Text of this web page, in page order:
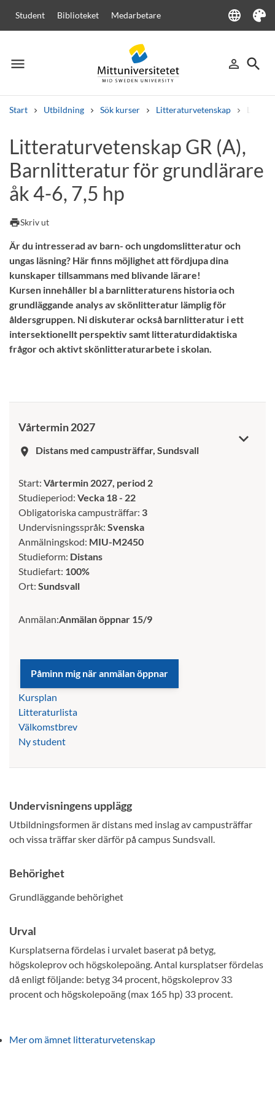
Student Biblioteket Medarbetare language
Language
Tema
menu
Meny person_outline
Logga in
search
Sök
Start Utbildning Sök kurser Litteraturvetenskap
Andra söktjänster
Kurser och programKursplaner Välkomstbrev
Personal
Lediga jobb
Litteraturvetenskap GR (A),
Barnlitteratur för grundlärare
åk 4-6, 7,5 hp
printSkriv ut
Är du intresserad av barn- och ungdomslitteratur och
ungas läsning? Här finns möjlighet att fördjupa dina
kunskaper tillsammans med blivande lärare!
Kursen innehåller bl a barnlitteraturens historia och
grundläggande analys av skönlitteratur lämplig för
åldersgruppen. Ni diskuterar också barnlitteratur i ett
intersektionellt perspektiv samt litteraturdidaktiska
frågor och aktivt skönlitteraturarbete i skolan.
Vårtermin 2027
room Distans med campusträffar, Sundsvall
Start: Vårtermin 2027, period 2
Studieperiod: Vecka 18 - 22
Obligatoriska campusträffar: 3
Undervisningsspråk: Svenska
Anmälningskod: MIU-M2450
Studieform: Distans
Studiefart: 100%
Ort: Sundsvall
Anmälan:Anmälan öppnar 15/9
Kursplan
Litteraturlista
Välkomstbrev
Ny student
Undervisningens upplägg
Utbildningsformen är distans med inslag av campusträffar
och vissa träffar sker därför på campus Sundsvall.
Behörighet
Grundläggande behörighet
Urval
Kursplatserna fördelas i urvalet baserat på betyg,
högskoleprov och högskolepoäng. Antal kursplatser fördelas
då enligt följande: betyg 34 procent, högskoleprov 33
procent och högskolepoäng (max 165 hp) 33 procent.
Mer om ämnet litteraturvetenskap